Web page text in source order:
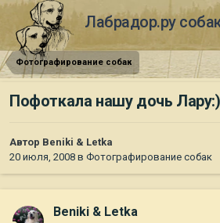
Лабрадор.ру
Фотографирование собак
Пофоткала нашу дочь Лару:)
Автор Beniki & Letka
20 июля, 2008 в Фотографирование собак
Beniki & Letka